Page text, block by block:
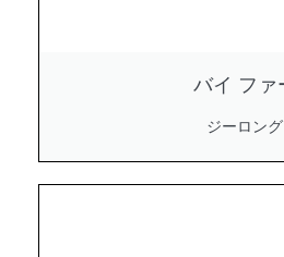
バイ ファ
ジーロング